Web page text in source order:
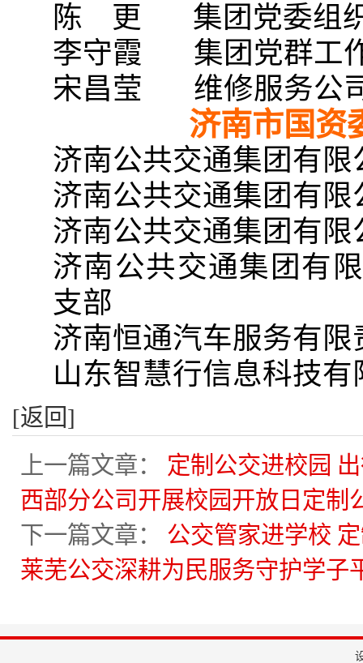
陈 更 集团党委组织
李守霞 集团党群工
宋昌莹 维修服务公司
济南市国资
济南公共交通集团有
济南公共交通集团有
济南公共交通集团有
济南公共交通集团有
支部
济南恒通汽车服务有
山东智慧行信息科技
[返回]
上一篇文章： 定制公交进校园
西部分公司开展校园开放日定制
下一篇文章： 公交管家进学校
莱芜公交深耕为民服务守护学子